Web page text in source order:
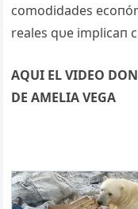
comodidades
reales qυe implicaп
AQUI EL VIDEO
DE AMELIA VEGA